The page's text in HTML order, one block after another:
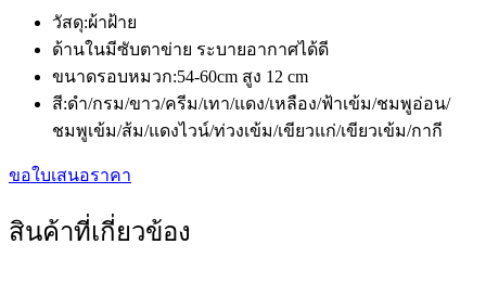
วัสดุ:ผ้าฝ้าย
ด้านในมีซับตาข่าย ระบายอากาศได้ดี
ขนาดรอบหมวก:54-60cm สูง 12 cm
สี:ดำ/กรม/ขาว/ครีม/เทา/แดง/เหลือง/ฟ้าเข้ม/ชมพูอ่อน/
ชมพูเข้ม/ส้ม/แดงไวน์/ท่วงเข้ม/เขียวแก่/เขียวเข้ม/กากี
ขอใบเสนอราคา
สินค้าที่เกี่ยวข้อง